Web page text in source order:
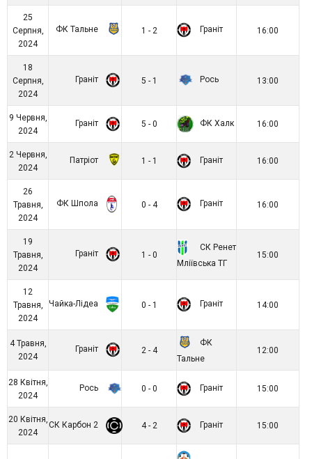
25
Серпня,
2024
ФК Тальне 1 - 2 Граніт 16:00
18
Серпня,
2024
Граніт 5 - 1 Рось 13:00
9 Червня,
2024
Граніт 5 - 0 ФК Халк 16:00
2 Червня,
2024
Патріот 1 - 1 Граніт 16:00
26
Травня,
2024
ФК Шпола 0 - 4 Граніт 16:00
19
Травня,
2024
Граніт 1 - 0
СК Ренет
Мліївська ТГ
15:00
12
Травня,
2024
Чайка-Лідеа 0 - 1 Граніт 14:00
4 Травня,
2024
Граніт 2 - 4
ФК
Тальне
12:00
28 Квітня,
2024
Рось 0 - 0 Граніт 15:00
20 Квітня,
2024
СК Карбон 2 4 - 2 Граніт 15:00